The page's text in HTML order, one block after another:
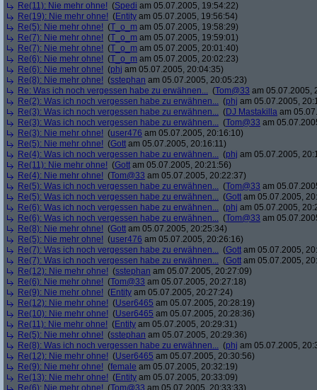
Re(11): Nie mehr ohne! (Spedi am 05.07.2005, 19:54:22)
Re(19): Nie mehr ohne! (Entity am 05.07.2005, 19:56:54)
Re(5): Nie mehr ohne! (T_o_m am 05.07.2005, 19:58:29)
Re(7): Nie mehr ohne! (T_o_m am 05.07.2005, 19:59:01)
Re(7): Nie mehr ohne! (T_o_m am 05.07.2005, 20:01:40)
Re(6): Nie mehr ohne! (T_o_m am 05.07.2005, 20:02:23)
Re(6): Nie mehr ohne! (phj am 05.07.2005, 20:04:35)
Re(8): Nie mehr ohne! (sstephan am 05.07.2005, 20:05:23)
Re: Was ich noch vergessen habe zu erwähnen... (Tom@33 am 05.07.2005,
Re(2): Was ich noch vergessen habe zu erwähnen... (phj am 05.07.2005,
Re(3): Was ich noch vergessen habe zu erwähnen... (DJ Mastakilla am
Re(3): Was ich noch vergessen habe zu erwähnen... (Tom@33 am
Re(3): Nie mehr ohne! (user476 am 05.07.2005, 20:16:10)
Re(5): Nie mehr ohne! (Gott am 05.07.2005, 20:16:11)
Re(4): Was ich noch vergessen habe zu erwähnen... (phj am 05.07.2005,
Re(11): Nie mehr ohne! (Gott am 05.07.2005, 20:21:56)
Re(4): Nie mehr ohne! (Tom@33 am 05.07.2005, 20:22:37)
Re(5): Was ich noch vergessen habe zu erwähnen... (Tom@33 am
Re(5): Was ich noch vergessen habe zu erwähnen... (Gott am 05.07.2005,
Re(6): Was ich noch vergessen habe zu erwähnen... (phj am 05.07.2005,
Re(6): Was ich noch vergessen habe zu erwähnen... (Tom@33 am
Re(8): Nie mehr ohne! (Gott am 05.07.2005, 20:25:34)
Re(5): Nie mehr ohne! (user476 am 05.07.2005, 20:26:16)
Re(7): Was ich noch vergessen habe zu erwähnen... (Gott am 05.07.2005,
Re(7): Was ich noch vergessen habe zu erwähnen... (Gott am 05.07.2005,
Re(12): Nie mehr ohne! (sstephan am 05.07.2005, 20:27:09)
Re(6): Nie mehr ohne! (Tom@33 am 05.07.2005, 20:27:18)
Re(9): Nie mehr ohne! (Entity am 05.07.2005, 20:27:24)
Re(12): Nie mehr ohne! (User6465 am 05.07.2005, 20:28:19)
Re(10): Nie mehr ohne! (User6465 am 05.07.2005, 20:28:36)
Re(11): Nie mehr ohne! (Entity am 05.07.2005, 20:29:31)
Re(5): Nie mehr ohne! (sstephan am 05.07.2005, 20:29:36)
Re(8): Was ich noch vergessen habe zu erwähnen... (phj am 05.07.2005,
Re(12): Nie mehr ohne! (User6465 am 05.07.2005, 20:30:56)
Re(9): Nie mehr ohne! (female am 05.07.2005, 20:32:19)
Re(13): Nie mehr ohne! (Entity am 05.07.2005, 20:33:09)
Re(6): Nie mehr ohne! (Tom@33 am 05.07.2005, 20:33:33)